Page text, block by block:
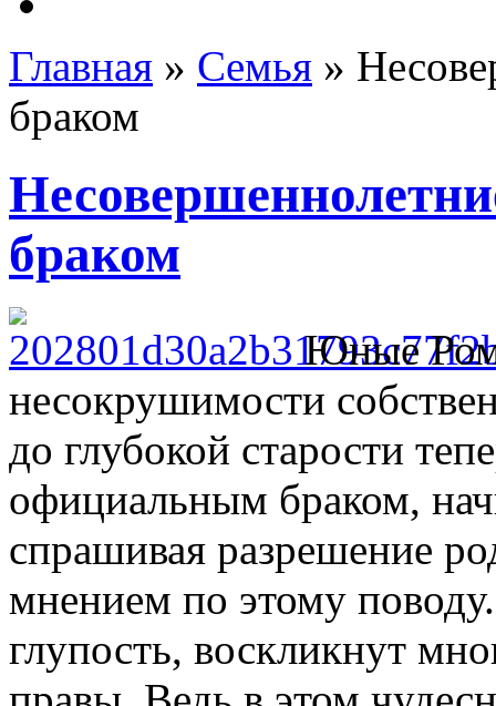
Главная » Семья »
браком
браком
Юные
несокрушимости
до глубокой старости
официальным браком,
спрашивая разрешение
мнением по этому
глупость, воскликнут